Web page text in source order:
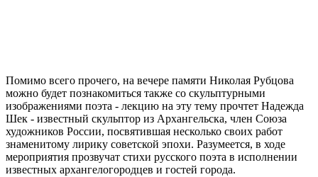
Помимо всего прочего, на вечере памяти Николая Рубцова
можно будет познакомиться также со скульптурными
изображениями поэта - лекцию на эту тему прочтет Надежда
Шек - известный скульптор из Архангельска, член Союза
художников России, посвятившая несколько своих работ
знаменитому лирику советской эпохи. Разумеется, в ходе
мероприятия прозвучат стихи русского поэта в исполнении
известных архангелогородцев и гостей города.